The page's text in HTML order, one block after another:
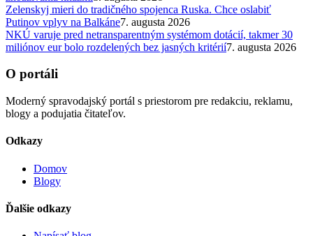
Zelenskyj mieri do tradičného spojenca Ruska. Chce oslabiť
Putinov vplyv na Balkáne7. augusta 2026
NKÚ varuje pred netransparentným systémom dotácií, takmer 30
miliónov eur bolo rozdelených bez jasných kritérií7. augusta 2026
O portáli
Moderný spravodajský portál s priestorom pre redakciu, reklamu,
blogy a podujatia čitateľov.
Odkazy
Domov
Blogy
Ďalšie odkazy